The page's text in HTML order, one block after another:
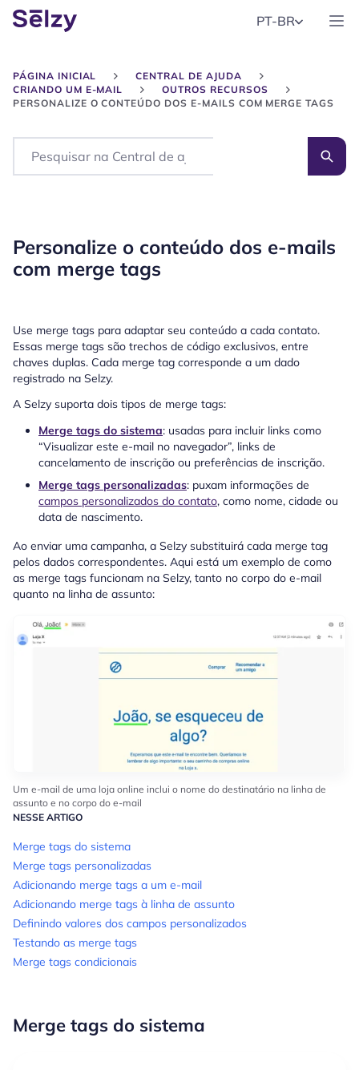
PT-BR
PÁGINA INICIAL
CENTRAL DE AJUDA
CRIANDO UM E-MAIL
OUTROS RECURSOS
PERSONALIZE O CONTEÚDO DOS E-MAILS COM MERGE TAGS
Search
Personalize o conteúdo dos e-mails
com merge tags
Use merge tags para adaptar seu conteúdo a cada contato.
Essas merge tags são trechos de código exclusivos, entre
chaves duplas. Cada merge tag corresponde a um dado
registrado na Selzy.
A Selzy suporta dois tipos de merge tags:
Merge tags do sistema: usadas para incluir links como
“Visualizar este e-mail no navegador”, links de
cancelamento de inscrição ou preferências de inscrição.
Merge tags personalizadas: puxam informações de
campos personalizados do contato, como nome, cidade ou
data de nascimento.
Ao enviar uma campanha, a Selzy substituirá cada merge tag
pelos dados correspondentes. Aqui está um exemplo de como
as merge tags funcionam na Selzy, tanto no corpo do e-mail
quanto na linha de assunto:
Um e-mail de uma loja online inclui o nome do destinatário na linha de
assunto e no corpo do e-mail
NESSE ARTIGO
Merge tags do sistema
Merge tags personalizadas
Adicionando merge tags a um e-mail
Adicionando merge tags à linha de assunto
Definindo valores dos campos personalizados
Testando as merge tags
Merge tags condicionais
Merge tags do sistema